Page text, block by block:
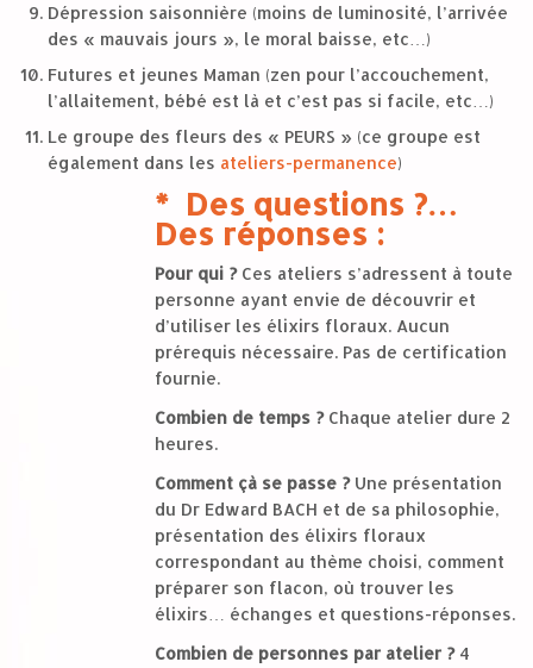
Dépression saisonnière (moins de luminosité, l’arrivée
des « mauvais jours », le moral baisse, etc…)
Futures et jeunes Maman (zen pour l’accouchement,
l’allaitement, bébé est là et c’est pas si facile, etc…)
Le groupe des fleurs des « PEURS » (ce groupe est
également dans les ateliers-permanence)
* Des questions ?…
Des réponses :
Pour qui ?Ces ateliers s’adressent à toute
personne ayant envie de découvrir et
d’utiliser les élixirs floraux. Aucun
prérequis nécessaire. Pas de certification
fournie.
Combien de temps ?Chaque atelier dure 2
heures.
Comment çà se passe ?Une présentation
du Dr Edward BACH et de sa philosophie,
présentation des élixirs floraux
correspondant au thème choisi, comment
préparer son flacon, où trouver les
élixirs… échanges et questions-réponses.
Combien de personnes par atelier ?4